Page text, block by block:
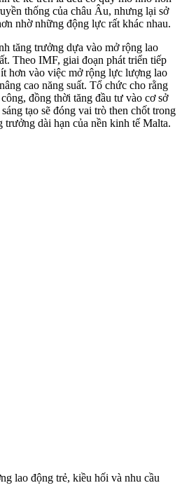
thống của châu Âu, nhưng lại sở
nhờ những động lực rất khác nhau.
tăng trưởng dựa vào mở rộng lao
Theo IMF, giai đoạn phát triển tiếp
hơn vào việc mở rộng lực lượng lao
cao năng suất. Tổ chức cho rằng
đồng thời tăng đầu tư vào cơ sở
tạo sẽ đóng vai trò then chốt trong
trưởng dài hạn của nền kinh tế Malta.
lao động trẻ, kiều hối và nhu cầu